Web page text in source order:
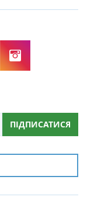
ПІДПИСАТИСЯ